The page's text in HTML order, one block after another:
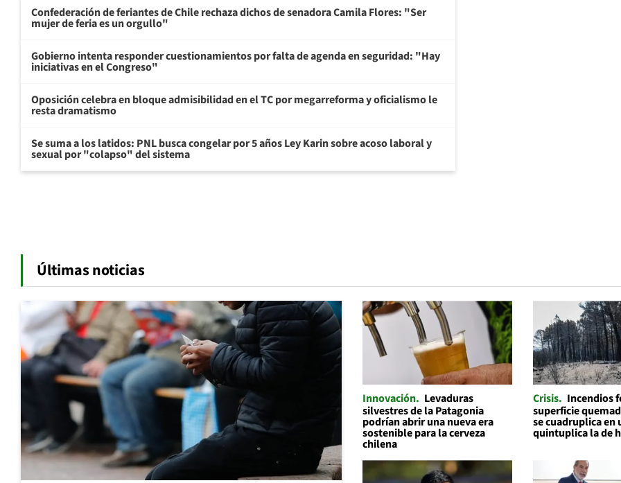
Confederación de feriantes de Chile rechaza dichos de senadora Camila Flores: "Ser
mujer de feria es un orgullo"
Gobierno intenta responder cuestionamientos por falta de agenda en seguridad: "Hay
iniciativas en el Congreso"
Oposición celebra en bloque admisibilidad en el TC por megarreforma y oficialismo le
resta dramatismo
Se suma a los latidos: PNL busca congelar por 5 años Ley Karin sobre acoso laboral y
sexual por "colapso" del sistema
Últimas noticias
Innovación
Levaduras
silvestres de la Patagonia
podrían abrir una nueva era
sostenible para la cerveza
chilena
Crisis Incendios
superficie
se cuadruplica en
quintuplica la de